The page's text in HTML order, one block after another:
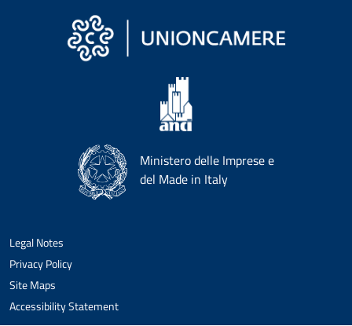
Ministero delle Imprese e
del Made in Italy
Legal Notes
Privacy Policy
Site Maps
Accessibility Statement